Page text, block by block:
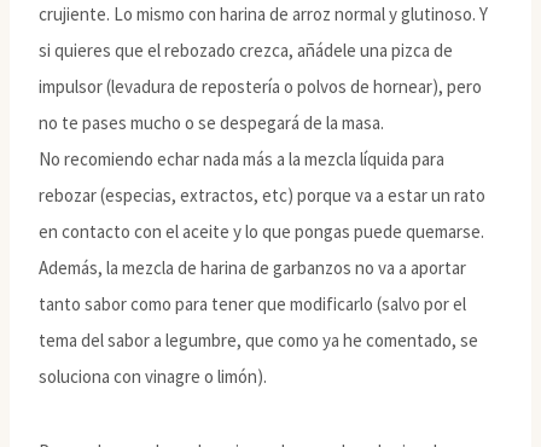
crujiente. Lo mismo con harina de arroz normal y glutinoso. Y
si quieres que el rebozado crezca, añádele una pizca de
impulsor (levadura de repostería o polvos de hornear), pero
no te pases mucho o se despegará de la masa.
No recomiendo echar nada más a la mezcla líquida para
rebozar (especias, extractos, etc) porque va a estar un rato
en contacto con el aceite y lo que pongas puede quemarse.
Además, la mezcla de harina de garbanzos no va a aportar
tanto sabor como para tener que modificarlo (salvo por el
tema del sabor a legumbre, que como ya he comentado, se
soluciona con vinagre o limón).